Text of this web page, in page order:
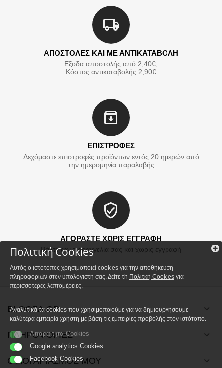
ΑΠΟΣΤΟΛΕΣ ΚΑΙ ΜΕ ΑΝΤΙΚΑΤΑΒΟΛΗ
Εξοδα αποστολής από 2,40€,
Κόστος αντικαταβολής 2,90€
ΕΠΙΣΤΡΟΦΕΣ
Δεχόμαστε επιστροφές προϊόντων εντός 20 ημερών από
την ημερομηνία παραλαβής
ΑΓΟΡΑΣΤΕ ΧΩΡΙΣ ΕΓΓΡΑΦΗ
Βάλτε την παραγγελία σας και χωρίς εγγραφή
BLOOZA.GR
ΠΛΗΡΟΦΟΡΙΕΣ
Ο ΛΟΓΑΡΙΑΣΜΟΣ ΜΟΥ
Πολιτική Cookies
Αυτός ο ιστότοπος χρησιμοποιεί cookies για την αποθήκευση
πληροφοριών στον υπολογιστή σας. Δείτε τh Πολιτκή Cookies για
περισσότερες λεπτομέρειες.
Αναλυτικά τα cookies που χρησιμοποιούμε για να δημιουργήσουμε
καλύτερα εμπειρία χρήστη με βάση τις εμπειρίες προβολής στον ιστότοπο.
Απαραίτητα Cookies
Google analytics Cookies
Facebook Cookies